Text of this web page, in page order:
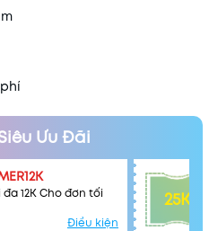
Ưu Đãi
12K Cho đơn tối
Điều kiện
25K